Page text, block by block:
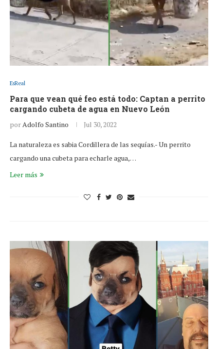
EsReal
Para que vean qué feo está todo: Captan a perrito
cargando cubeta de agua en Nuevo León
porAdolfo Santino Jul 30, 2022
La naturaleza es sabia Cordillera de las sequías.- Un perrito
cargando una cubeta para echarle agua,…
Leer más